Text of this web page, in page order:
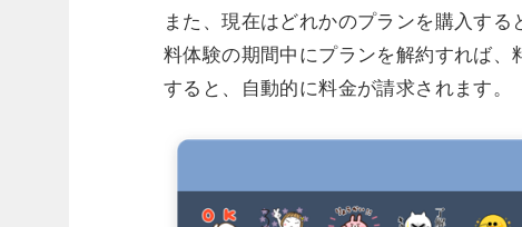
また、現在はどれかのプランを購入す
料体験の期間中にプランを解約すれば
すると、自動的に料金が請求されます。